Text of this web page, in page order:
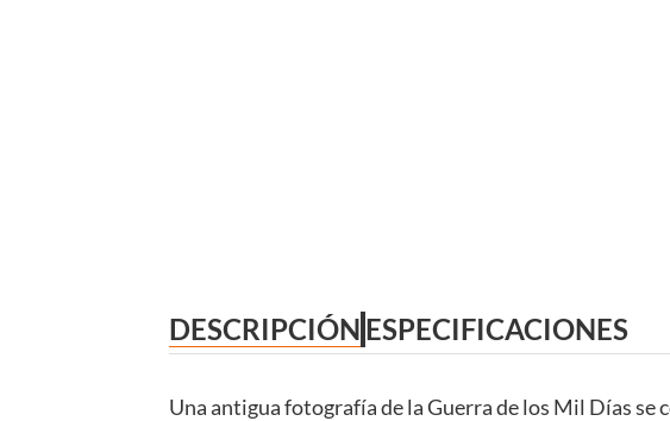
DESCRIPCIÓN ESPECIFICACIONES
Una antigua fotografía de la Guerra de los Mil Días se